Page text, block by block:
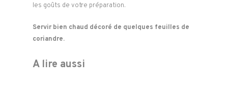
les goûts de votre préparation.
Servir bien chaud décoré de quelques feuilles de
coriandre.
A lire aussi